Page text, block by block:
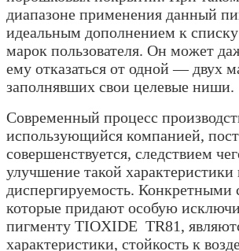
диапазоне применения данный
идеальным дополнением к
марок пользователя. Он может
ему отказаться от одной — двух
заполнявших свои целевые ниши.
Современный процесс
использующийся компанией,
совершенствуется, следствием
улучшение такой характеристики
диспергируемость. Конкретными
которые придают особую
пигменту TIOXIDE TR81,
характеристики, стойкость к